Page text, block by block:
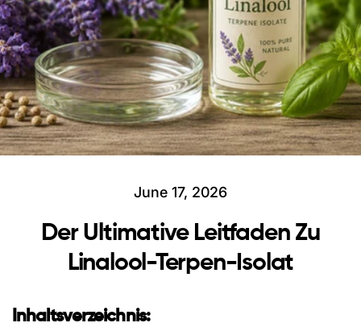
June 17, 2026
Der Ultimative Leitfaden Zu
Linalool-Terpen-Isolat
Inhaltsverzeichnis: